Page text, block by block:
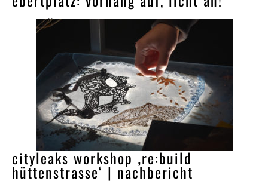
››
cityleaks workshop ‚re:build
hüttenstrasse‘ | nachbericht